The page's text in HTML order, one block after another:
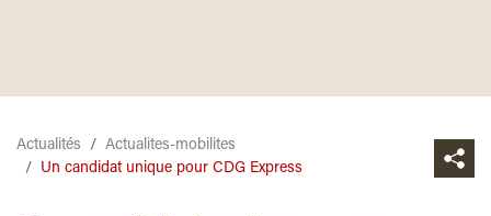
Actualités
Actualites-mobilites
Un candidat unique pour CDG Express